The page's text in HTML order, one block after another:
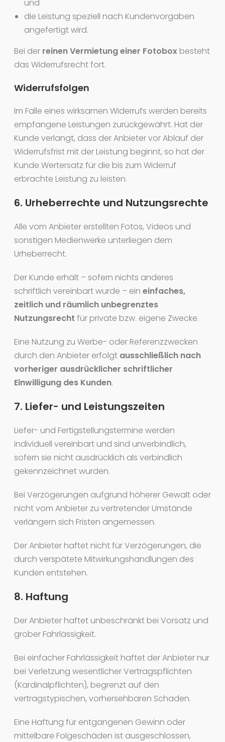
und
die Leistung speziell nach Kundenvorgaben
angefertigt wird.
Bei der reinen Vermietung einer Fotobox besteht
das Widerrufsrecht fort.
Widerrufsfolgen
Im Falle eines wirksamen Widerrufs werden bereits
empfangene Leistungen zurückgewährt. Hat der
Kunde verlangt, dass der Anbieter vor Ablauf der
Widerrufsfrist mit der Leistung beginnt, so hat der
Kunde Wertersatz für die bis zum Widerruf
erbrachte Leistung zu leisten.
6. Urheberrechte und Nutzungsrechte
Alle vom Anbieter erstellten Fotos, Videos und
sonstigen Medienwerke unterliegen dem
Urheberrecht.
Der Kunde erhält – sofern nichts anderes
schriftlich vereinbart wurde – ein einfaches,
zeitlich und räumlich unbegrenztes
Nutzungsrecht für private bzw. eigene Zwecke.
Eine Nutzung zu Werbe- oder Referenzzwecken
durch den Anbieter erfolgt ausschließlich nach
vorheriger ausdrücklicher schriftlicher
Einwilligung des Kunden.
7. Liefer- und Leistungszeiten
Liefer- und Fertigstellungstermine werden
individuell vereinbart und sind unverbindlich,
sofern sie nicht ausdrücklich als verbindlich
gekennzeichnet wurden.
Bei Verzögerungen aufgrund höherer Gewalt oder
nicht vom Anbieter zu vertretender Umstände
verlängern sich Fristen angemessen.
Der Anbieter haftet nicht für Verzögerungen, die
durch verspätete Mitwirkungshandlungen des
Kunden entstehen.
8. Haftung
Der Anbieter haftet unbeschränkt bei Vorsatz und
grober Fahrlässigkeit.
Bei einfacher Fahrlässigkeit haftet der Anbieter nur
bei Verletzung wesentlicher Vertragspflichten
(Kardinalpflichten), begrenzt auf den
vertragstypischen, vorhersehbaren Schaden.
Eine Haftung für entgangenen Gewinn oder
mittelbare Folgeschäden ist ausgeschlossen,